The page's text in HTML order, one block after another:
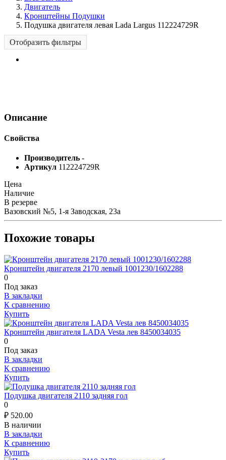
Двигатель
Кронштейны Подушки
Подушка двигателя левая Lada Largus 112224729R
Отобразить фильтры
Описание
Свойства
Производитель -
Артикул 112224729R
Цена
Наличие
В резерве
Вазовский №5, 1-я Заводская, 23а
Похожие товары
Кронштейн двигателя 2170 левый 1001230/1602288
0
Под заказ
В закладки
К сравнению
Купить
Кронштейн двигателя LADA Vesta лев 8450034035
0
Под заказ
В закладки
К сравнению
Купить
Подушка двигателя 2110 задняя гол
0
₽ 520.00
В наличии
В закладки
К сравнению
Купить